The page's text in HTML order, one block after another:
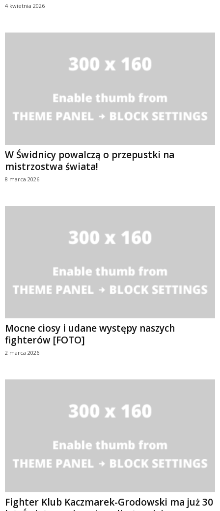
4 kwietnia 2026
W Świdnicy powalczą o przepustki na
mistrzostwa świata!
8 marca 2026
Mocne ciosy i udane występy naszych
fighterów [FOTO]
2 marca 2026
Fighter Klub Kaczmarek-Grodowski ma już 30